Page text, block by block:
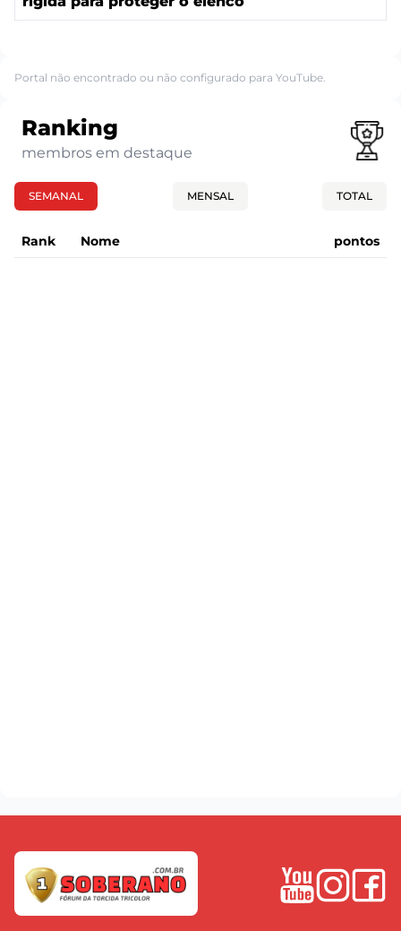
Portal não encontrado ou não configurado para YouTube.
Ranking
membros em destaque
SEMANAL MENSAL TOTAL
Rank Nome pontos